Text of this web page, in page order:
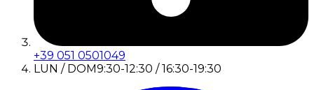
+39 051 0501049
LUN / DOM9:30-12:30 / 16:30-19:30